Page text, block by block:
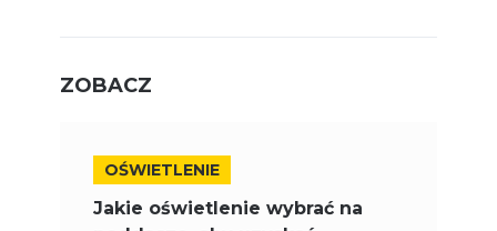
ZOBACZ
OŚWIETLENIE
Jakie oświetlenie wybrać na